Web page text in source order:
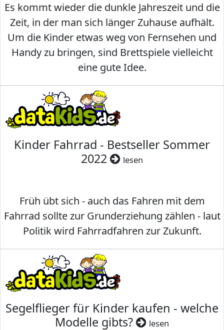
Es kommt wieder die dunkle Jahreszeit und die
Zeit, in der man sich länger Zuhause aufhält.
Um die Kinder etwas weg von Fernsehen und
Handy zu bringen, sind Brettspiele vielleicht
eine gute Idee.
Kinder Fahrrad - Bestseller Sommer
2022
lesen
Früh übt sich - auch das Fahren mit dem
Fahrrad sollte zur Grunderziehung zählen - laut
Politik wird Fahrradfahren zur Zukunft.
Segelflieger für Kinder kaufen - welche
Modelle gibts?
lesen